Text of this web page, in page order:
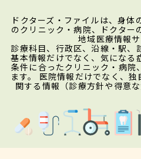
ドクターズ・ファイルは、身
のクリニック・病院、ドクター
地域医療情報サ
診療科目、行政区、沿線・駅、
基本情報だけでなく、気になる
条件に合ったクリニック・病院
ます。 医院情報だけでなく、
関する情報（診療方針や得意